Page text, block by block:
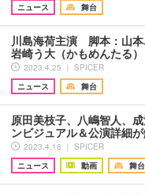
ニュース
舞台
川島海荷主演 脚本：山本
岩崎う大（かもめんたる
2023.4.25 ｜ SPICER
ニュース
舞台
原田美枝子、八嶋智人、
ンビジュアル＆公演詳細
2023.4.18 ｜ SPICER
ニュース
動画 舞台